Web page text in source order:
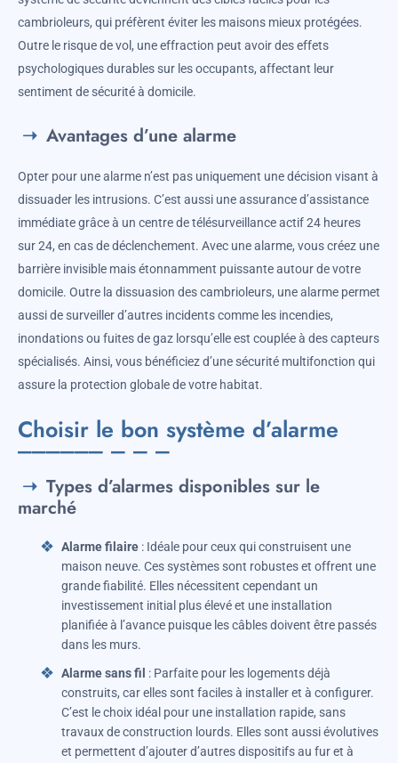
cambrioleurs, qui préfèrent éviter les maisons mieux protégées.
Outre le risque de vol, une effraction peut avoir des effets
psychologiques durables sur les occupants, affectant leur
sentiment de sécurité à domicile.
Avantages d’une alarme
Opter pour une alarme n’est pas uniquement une décision visant à
dissuader les intrusions. C’est aussi une assurance d’assistance
immédiate grâce à un centre de télésurveillance actif 24 heures
sur 24, en cas de déclenchement. Avec une alarme, vous créez une
barrière invisible mais étonnamment puissante autour de votre
domicile. Outre la dissuasion des cambrioleurs, une alarme permet
aussi de surveiller d’autres incidents comme les incendies,
inondations ou fuites de gaz lorsqu’elle est couplée à des capteurs
spécialisés. Ainsi, vous bénéficiez d’une sécurité multifonction qui
assure la protection globale de votre habitat.
Choisir le bon système d’alarme
Types d’alarmes disponibles sur le
marché
Alarme filaire : Idéale pour ceux qui construisent une
maison neuve. Ces systèmes sont robustes et offrent une
grande fiabilité. Elles nécessitent cependant un
investissement initial plus élevé et une installation
planifiée à l’avance puisque les câbles doivent être passés
dans les murs.
Alarme sans fil : Parfaite pour les logements déjà
construits, car elles sont faciles à installer et à configurer.
C’est le choix idéal pour une installation rapide, sans
travaux de construction lourds. Elles sont aussi évolutives
et permettent d’ajouter d’autres dispositifs au fur et à